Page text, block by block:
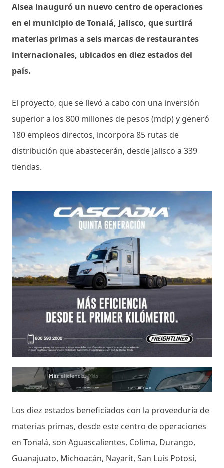
Alsea inauguró un nuevo centro de operaciones
en el municipio de Tonalá, Jalisco, que surtirá
materias primas a seis marcas de restaurantes
internacionales, ubicados en diez estados del
país.
El proyecto, que se llevó a cabo con una inversión
superior a los 800 millones de pesos (mdp) y generó
180 empleos directos, incorpora 85 rutas de
distribución que abastecerán, desde Jalisco a 339
tiendas.
Los diez estados beneficiados con la proveeduría de
materias primas, desde este centro de operaciones
en Tonalá, son Aguascalientes, Colima, Durango,
Guanajuato, Michoacán, Nayarit, San Luis Potosí,